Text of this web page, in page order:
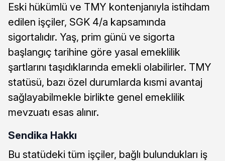
Eski hükümlü ve TMY kontenjanıyla istihdam
edilen işçiler, SGK 4/a kapsamında
sigortalıdır. Yaş, prim günü ve sigorta
başlangıç tarihine göre yasal emeklilik
şartlarını taşıdıklarında emekli olabilirler. TMY
statüsü, bazı özel durumlarda kısmi avantaj
sağlayabilmekle birlikte genel emeklilik
mevzuatı esas alınır.
Sendika Hakkı
Bu statüdeki tüm işçiler, bağlı bulundukları iş